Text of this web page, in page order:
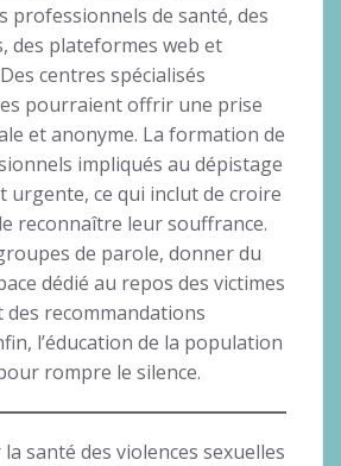
professionnels de santé, des
des plateformes web et
centres spécialisés
pourraient offrir une prise
et anonyme. La formation de
impliqués au dépistage
urgente, ce qui inclut de croire
reconnaître leur souffrance.
de parole, donner du
dédié au repos des victimes
recommandations
l’éducation de la population
rompre le silence.
la santé des violences sexuelles